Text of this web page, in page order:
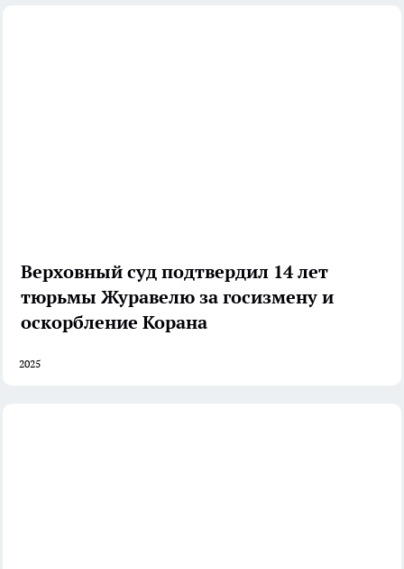
Верховный суд подтвердил 14 лет
тюрьмы Журавелю за госизмену и
оскорбление Корана
2025